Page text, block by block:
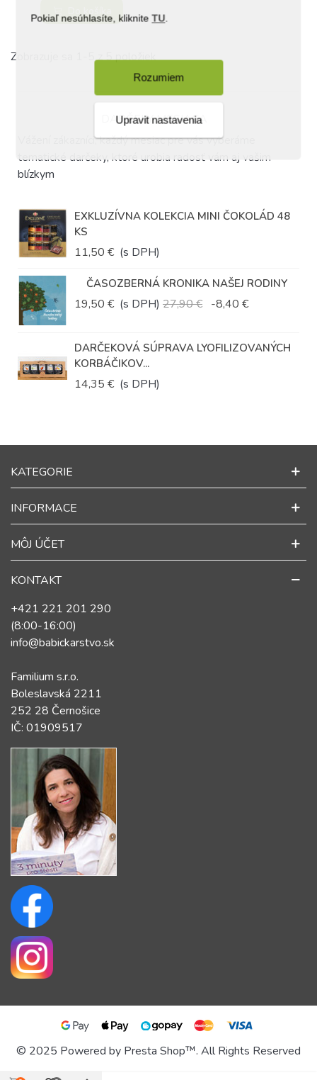
Pokiaľ nesúhlasíte, klikniteTU
Rozumiem
Upravit nastavenia
DARČEKY MESIACA
Vážení zákazníci, každý mesiac pre vás vyberáme
tematické darčeky, ktoré urobia radosť vám aj vašim
blízkym
EXKLUZÍVNA KOLEKCIA MINI ČOKOLÁD 48
KS
11,50 € (s DPH)
ČASOZBERNÁ KRONIKA NAŠEJ RODINY
19,50 € (s DPH) 27,90 € -8,40 €
DARČEKOVÁ SÚPRAVA LYOFILIZOVANÝCH
KORBÁČIKOV...
14,35 € (s DPH)
Do košíka
Zobrazuje sa 1-5 z 5 položiek
KATEGORIE
INFORMACE
MÔJ ÚČET
KONTAKT
+421 221 201 290
(8:00-16:00)
info@babickarstvo.sk
Familium s.r.o.
Boleslavská 2211
252 28 Černošice
IČ: 01909517
© 2025 Powered by Presta Shop™. All Rights Reserved